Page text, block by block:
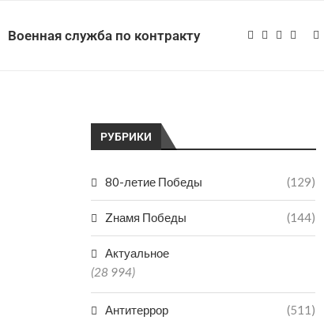
Военная служба по контракту
РУБРИКИ
80-летие Победы (129)
Zнамя Победы (144)
Актуальное
(28 994)
Антитеррор (511)